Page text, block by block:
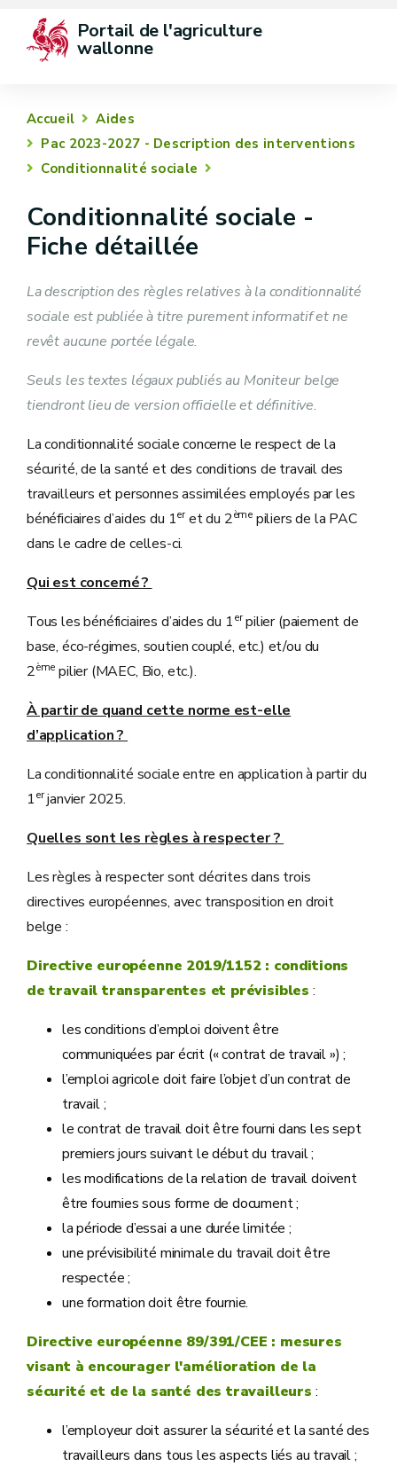
Portail de l'agriculture
wallonne
Accueil
Aides
Pac 2023-2027 - Description des interventions
Conditionnalité sociale
Conditionnalité sociale -
Fiche détaillée
La description des règles relatives à la conditionnalité
sociale est publiée à titre purement informatif et ne
revêt aucune portée légale.
Seuls les textes légaux publiés au Moniteur belge
tiendront lieu de version officielle et définitive.
La conditionnalité sociale concerne le respect de la
sécurité, de la santé et des conditions de travail des
travailleurs et personnes assimilées employés par les
bénéficiaires d’aides du 1eret du 2ème piliers de la PAC
dans le cadre de celles-ci.
Qui est concerné ?
Tous les bénéficiaires d’aides du 1erpilier (paiement de
base, éco-régimes, soutien couplé, etc.) et/ou du
2ème pilier (MAEC, Bio, etc.).
À partir de quand cette norme est-elle
d’application ?
La conditionnalité sociale entre en application à partir du
1erjanvier 2025.
Quelles sont les règles à respecter ?
Les règles à respecter sont décrites dans trois
directives européennes, avec transposition en droit
belge :
Directive européenne 2019/1152 : conditions
de travail transparentes et prévisibles :
les conditions d’emploi doivent être
communiquées par écrit (« contrat de travail ») ;
l’emploi agricole doit faire l’objet d’un contrat de
travail ;
le contrat de travail doit être fourni dans les sept
premiers jours suivant le début du travail ;
les modifications de la relation de travail doivent
être fournies sous forme de document ;
la période d’essai a une durée limitée ;
une prévisibilité minimale du travail doit être
respectée ;
une formation doit être fournie.
Directive européenne 89/391/CEE : mesures
visant à encourager l'amélioration de la
sécurité et de la santé des travailleurs :
l’employeur doit assurer la sécurité et la santé des
travailleurs dans tous les aspects liés au travail ;